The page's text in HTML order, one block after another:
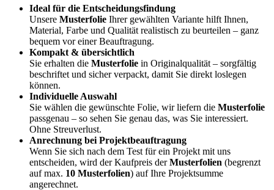
Ideal für die Entscheidungsfindung
Unsere Musterfolie Ihrer gewählten Variante hilft Ihnen,
Material, Farbe und Qualität realistisch zu beurteilen – ganz
bequem vor einer Beauftragung.
Kompakt & übersichtlich
Sie erhalten die Musterfolie in Originalqualität – sorgfältig
beschriftet und sicher verpackt, damit Sie direkt loslegen
können.
Individuelle Auswahl
Sie wählen die gewünschte Folie, wir liefern die Musterfolie
passgenau – so sehen Sie genau das, was Sie interessiert.
Ohne Streuverlust.
Anrechnung bei Projektbeauftragung
Wenn Sie sich nach dem Test für ein Projekt mit uns
entscheiden, wird der Kaufpreis derMusterfolien (begrenzt
auf max. 10 Musterfolien) auf Ihre Projektsumme
angerechnet.